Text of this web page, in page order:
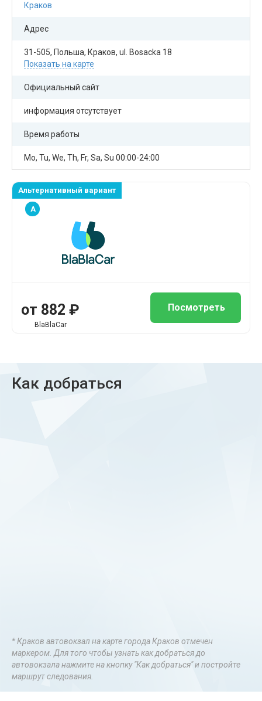
Краков
Адрес
31-505, Польша, Краков, ul. Bosacka 18
Показать на карте
Официальный сайт
информация отсутствует
Время работы
Mo, Tu, We, Th, Fr, Sa, Su 00:00-24:00
Альтернативный вариант
A
от 882 ₽
BlaBlaCar
Посмотреть
Как добраться
* Краков автовокзал на карте города Краков отмечен
маркером. Для того чтобы узнать как добраться до
автовокзала нажмите на кнопку "Как добраться" и постройте
маршрут следования.